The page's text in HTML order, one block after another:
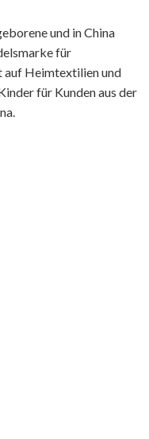
und in China
für
auf Heimtextilien und
für Kunden aus der